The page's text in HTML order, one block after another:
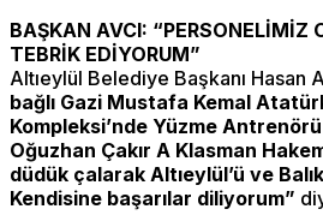
BAŞKAN AVCI: “PERSONELİMİZ
TEBRİK EDİYORUM”
Altıeylül Belediye Başkanı Hasan
bağlı Gazi Mustafa Kemal
Kompleksi’nde Yüzme
Oğuzhan Çakır A Klasman
düdük çalarak Altıeylül’ü ve
Kendisine başarılar diliyorum”